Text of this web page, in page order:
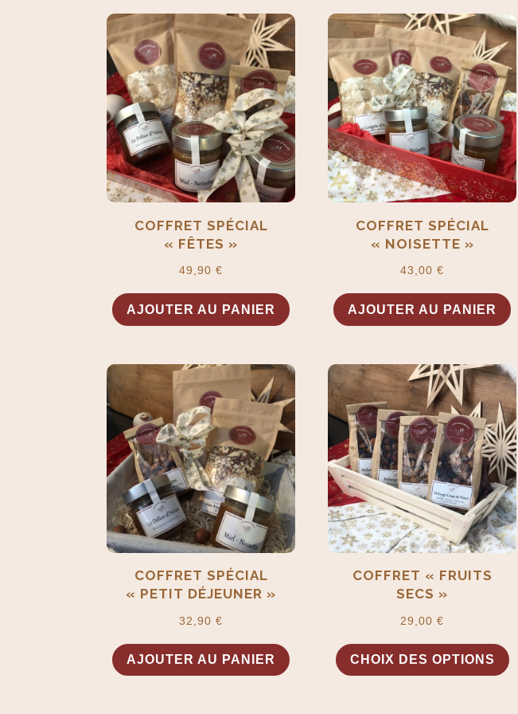
prix
décroissant
COFFRET SPÉCIAL
« FÊTES »
49,90€
AJOUTER AU PANIER
COFFRET SPÉCIAL
« NOISETTE »
43,00€
AJOUTER AU PANIER
COFFRET SPÉCIAL
« PETIT DÉJEUNER »
32,90€
AJOUTER AU PANIER
COFFRET « FRUITS
SECS »
29,00€
CHOIX DES OPTIONS